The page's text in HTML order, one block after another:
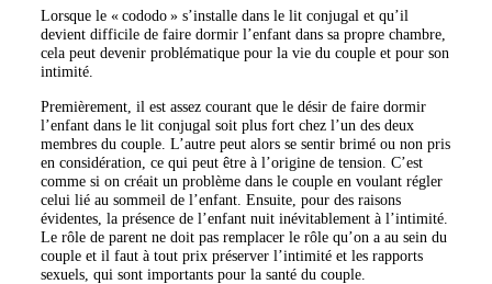
Lorsque le « cododo » s’installe dans le lit conjugal et qu’il
devient difficile de faire dormir l’enfant dans sa propre chambre,
cela peut devenir problématique pour la vie du couple et pour son
intimité.
Premièrement, il est assez courant que le désir de faire dormir
l’enfant dans le lit conjugal soit plus fort chez l’un des deux
membres du couple. L’autre peut alors se sentir brimé ou non pris
en considération, ce qui peut être à l’origine de tension. C’est
comme si on créait un problème dans le couple en voulant régler
celui lié au sommeil de l’enfant. Ensuite, pour des raisons
évidentes, la présence de l’enfant nuit inévitablement à l’intimité.
Le rôle de parent ne doit pas remplacer le rôle qu’on a au sein du
couple et il faut à tout prix préserver l’intimité et les rapports
sexuels, qui sont importants pour la santé du couple.